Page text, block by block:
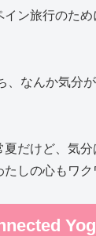
イン旅行のた
、なんか気分
夏だけど、気
しの心もワク